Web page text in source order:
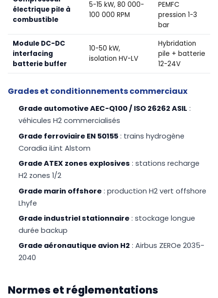
électrique pile à
combustible
5-15 kW, 80 000-
100 000 RPM
PEMFC
pression 1-3
bar
Module DC-DC
interfacing
batterie buffer
10-50 kW,
isolation HV-LV
Hybridation
pile + batterie
12-24V
Grades et conditionnements commerciaux
Grade automotive AEC-Q100 / ISO 26262 ASIL :
véhicules H2 commercialisés
Grade ferroviaire EN 50155 : trains hydrogène
Coradia iLint Alstom
Grade ATEX zones explosives : stations recharge
H2 zones 1/2
Grade marin offshore : production H2 vert offshore
Lhyfe
Grade industriel stationnaire : stockage longue
durée backup
Grade aéronautique avion H2 : Airbus ZEROe 2035-
2040
Normes et réglementations